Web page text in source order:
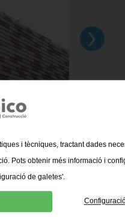
›
i tècniques, tractant dades
Pots obtenir més informació i
de galetes'.